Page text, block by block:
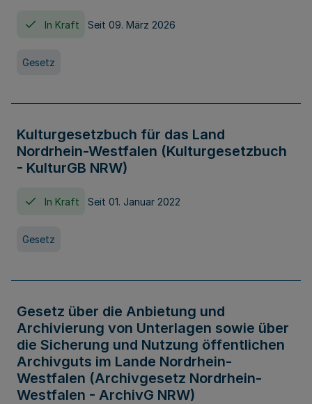
In Kraft Seit 09. März 2026
Gesetz
Kulturgesetzbuch für das Land
Nordrhein-Westfalen (Kulturgesetzbuch
- KulturGB NRW)
In Kraft Seit 01. Januar 2022
Gesetz
Gesetz über die Anbietung und
Archivierung von Unterlagen sowie über
die Sicherung und Nutzung öffentlichen
Archivguts im Lande Nordrhein-
Westfalen (Archivgesetz Nordrhein-
Westfalen - ArchivG NRW)